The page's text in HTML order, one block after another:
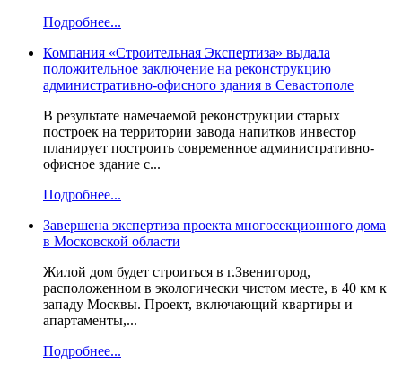
Подробнее...
Компания «Строительная Экспертиза» выдала
положительное заключение на реконструкцию
административно-офисного здания в Севастополе
В результате намечаемой реконструкции старых
построек на территории завода напитков инвестор
планирует построить современное административно-
офисное здание с...
Подробнее...
Завершена экспертиза проекта многосекционного дома
в Московской области
Жилой дом будет строиться в г.Звенигород,
расположенном в экологически чистом месте, в 40 км к
западу Москвы. Проект, включающий квартиры и
апартаменты,...
Подробнее...